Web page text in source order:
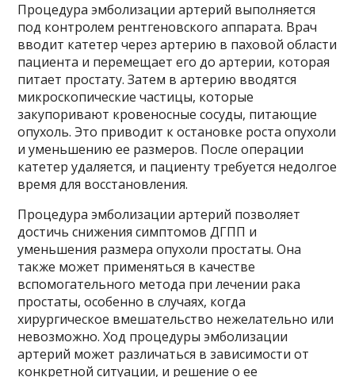
Процедура эмболизации артерий выполняется
под контролем рентгеновского аппарата. Врач
вводит катетер через артерию в паховой области
пациента и перемещает его до артерии, которая
питает простату. Затем в артерию вводятся
микроскопические частицы, которые
закупоривают кровеносные сосуды, питающие
опухоль. Это приводит к остановке роста опухоли
и уменьшению ее размеров. После операции
катетер удаляется, и пациенту требуется недолгое
время для восстановления.
Процедура эмболизации артерий позволяет
достичь снижения симптомов ДГПП и
уменьшения размера опухоли простаты. Она
также может применяться в качестве
вспомогательного метода при лечении рака
простаты, особенно в случаях, когда
хирургическое вмешательство нежелательно или
невозможно. Ход процедуры эмболизации
артерий может различаться в зависимости от
конкретной ситуации, и решение о ее